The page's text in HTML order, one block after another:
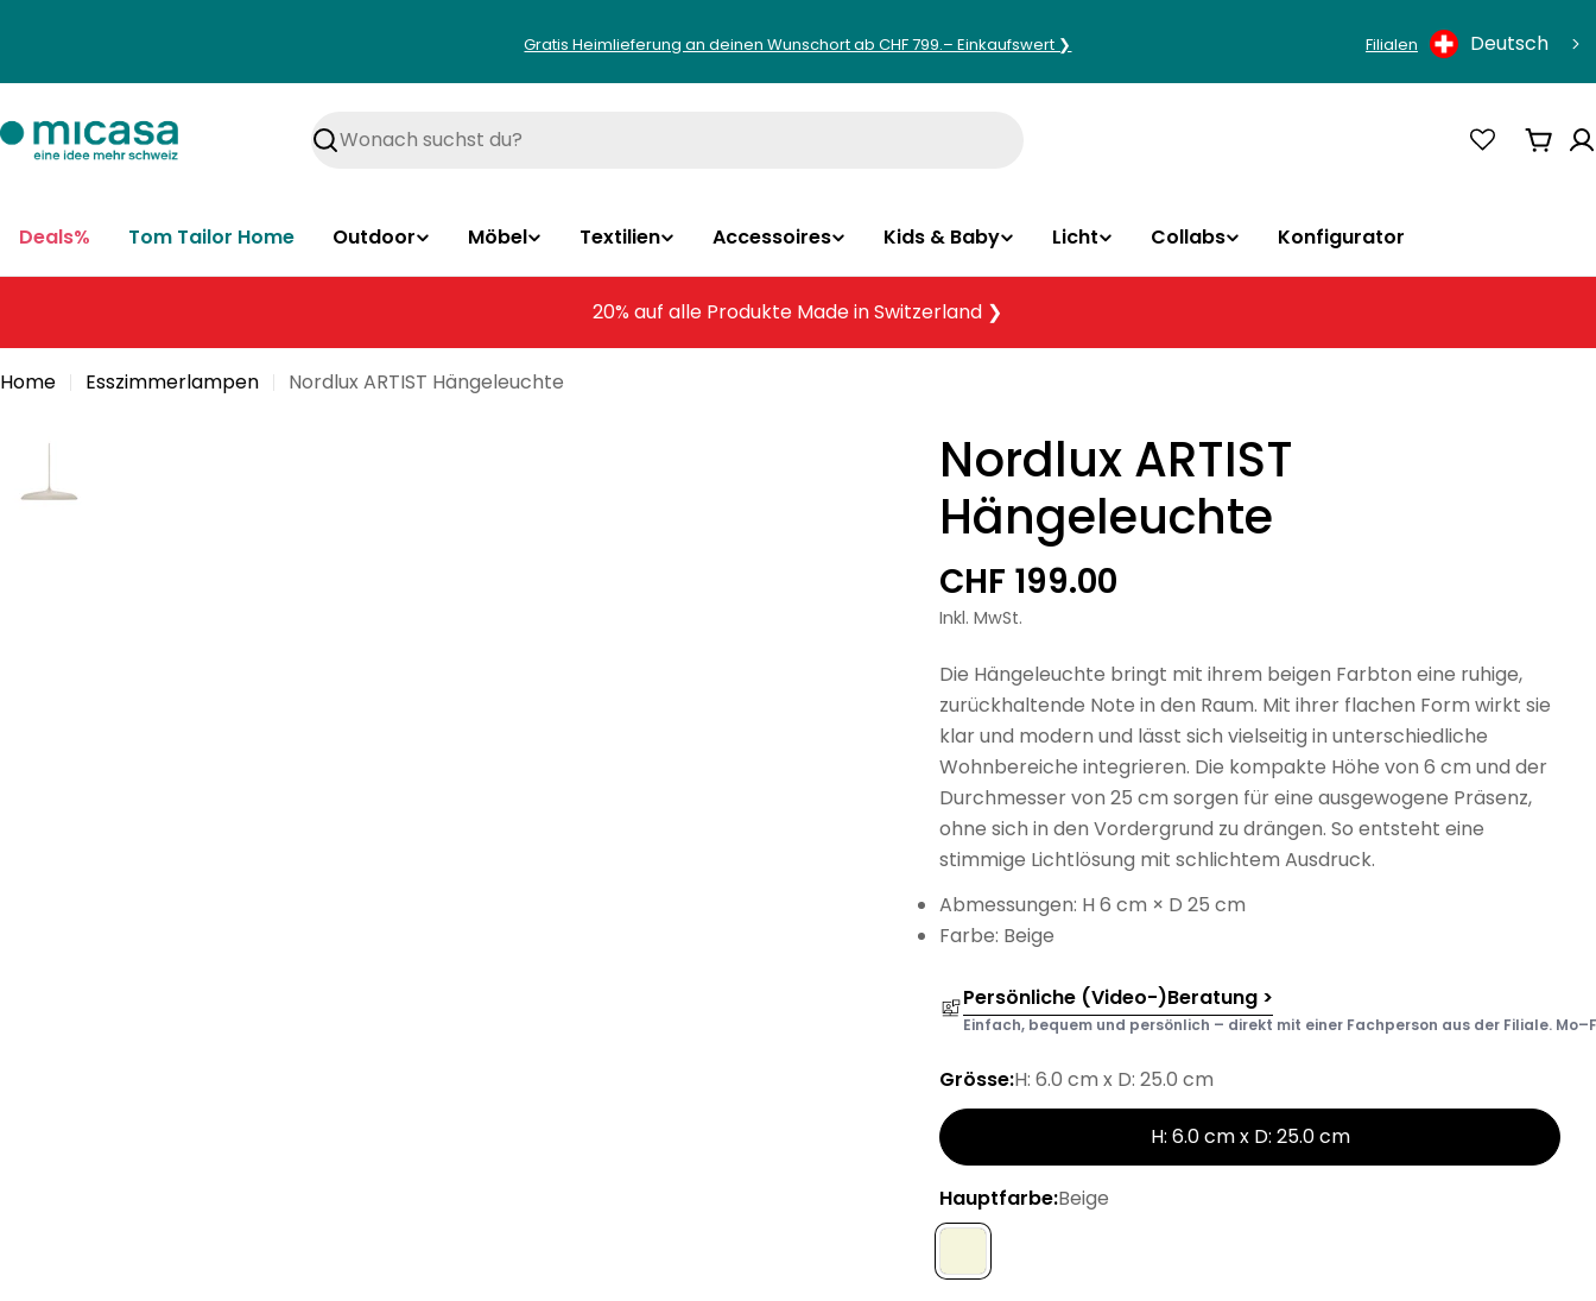
Gratis Heimlieferung an deinen Wunschort ab CHF 799.– Einkaufswert ❯ Filialen Deutsch
Suchen
Deals% Tom Tailor Home Outdoor Möbel Textilien Accessoires Kids & Baby Licht Collabs Konfigurator
20% auf alle Produkte Made in Switzerland ❯
Home Esszimmerlampen Nordlux ARTIST Hängeleuchte
Nordlux ARTIST
Hängeleuchte
Regulärer
Preis
CHF 199.00
Inkl. MwSt.
Die Hängeleuchte bringt mit ihrem beigen Farbton eine ruhige,
zurückhaltende Note in den Raum. Mit ihrer flachen Form wirkt sie
klar und modern und lässt sich vielseitig in unterschiedliche
Wohnbereiche integrieren. Die kompakte Höhe von 6 cm und der
Durchmesser von 25 cm sorgen für eine ausgewogene Präsenz,
ohne sich in den Vordergrund zu drängen. So entsteht eine
stimmige Lichtlösung mit schlichtem Ausdruck.
Abmessungen: H 6 cm × D 25 cm
Farbe: Beige
Persönliche (Video-)Beratung >
Einfach, bequem und persönlich – direkt mit einer Fachperson aus der Filiale. Mo–Fr
Grösse:H: 6.0 cm x D: 25.0 cm
H: 6.0 cm x D: 25.0 cm
Hauptfarbe:Beige